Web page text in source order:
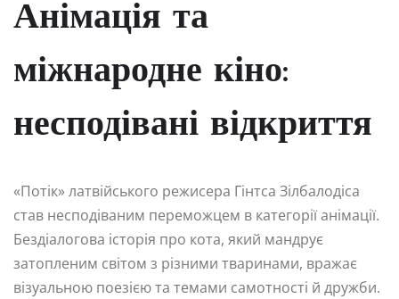
Анімація та
міжнародне кіно:
несподівані відкриття
«Потік» латвійського режисера Гінтса Зілбалодіса
став несподіваним переможцем в категорії анімації.
Бездіалогова історія про кота, який мандрує
затопленим світом з різними тваринами, вражає
візуальною поезією та темами самотності й дружби.